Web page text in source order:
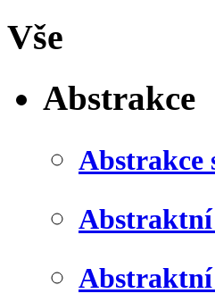
Vše
Abstrakce
Abstrakce
Abstraktní